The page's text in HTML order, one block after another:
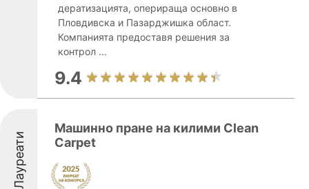
дератизацията, оперираща основно в
Пловдивска и Пазарджишка област.
Компанията предоставя решения за
контрол ...
9.4
Лауреати
Машинно пране на килими Clean
Carpet